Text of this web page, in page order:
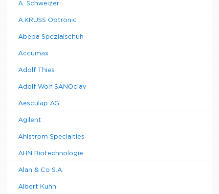
A. Schweizer
A.KRÜSS Optronic
Abeba Spezialschuh-
Accumax
Adolf Thies
Adolf Wolf SANOclav
Aesculap AG
Agilent
Ahlstrom Specialties
AHN Biotechnologie
Alan & Co S.A.
Albert Kuhn